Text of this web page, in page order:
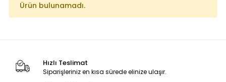
Ürün bulunamadı.
Hızlı Teslimat
Siparişleriniz en kısa sürede elinize ulaşır.